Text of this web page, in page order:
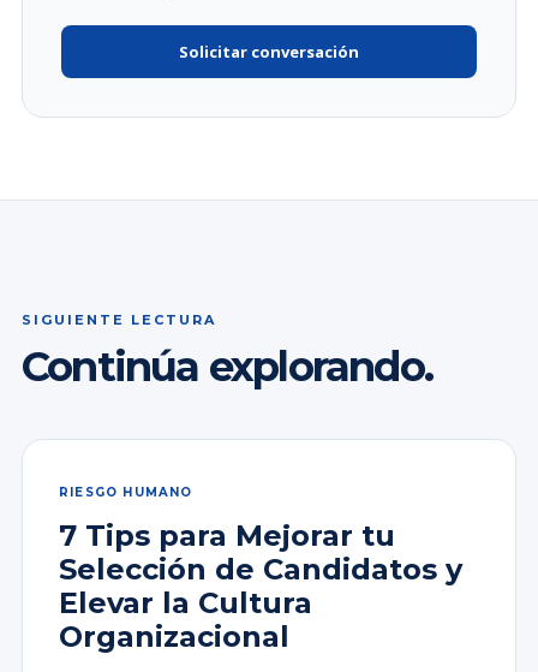
Solicitar conversación
SIGUIENTE LECTURA
Continúa explorando.
RIESGO HUMANO
7 Tips para Mejorar tu
Selección de Candidatos y
Elevar la Cultura
Organizacional